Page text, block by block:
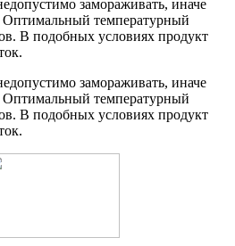
замораживать, иначе
Оптимальный температурный
В подобных условиях продукт
замораживать, иначе
Оптимальный температурный
В подобных условиях продукт